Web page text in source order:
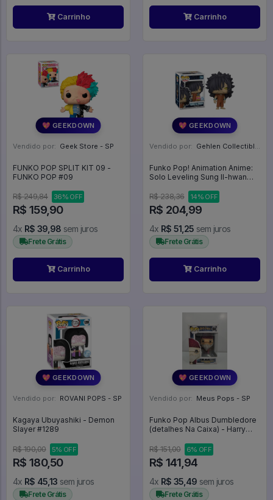
Carrinho Carrinho
💖 GEEKDOWN
Vendido por: Geek Store - SP
FUNKO POP SPLIT KIT 09 -
FUNKO POP #09
R$ 249,84 36% OFF
R$ 159,90
4x R$ 39,98 sem juros
Frete Grátis
Carrinho
💖 GEEKDOWN
Vendido por: Gehlen Collectibles - RS
Funko Pop! Animation Anime:
Solo Leveling Sung Il-hwan
Limited Edition 2026 Exclusive
R$ 238,36 14% OFF
R$ 204,99
4x R$ 51,25 sem juros
Frete Grátis
Carrinho
💖 GEEKDOWN
Vendido por: ROVANI POPS - SP
Kagaya Ubuyashiki - Demon
Slayer #1289
R$ 190,00 5% OFF
R$ 180,50
4x R$ 45,13 sem juros
Frete Grátis
💖 GEEKDOWN
Vendido por: Meus Pops - SP
Funko Pop Albus Dumbledore
(detalhes Na Caixa) - Harry
R$ 151,00
6% OFF
R$ 141,94
4x R$ 35,49 sem juros
Frete Grátis